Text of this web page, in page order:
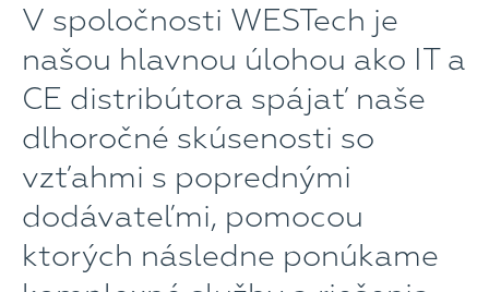
V spoločnosti WESTech je
našou hlavnou úlohou ako IT a
CE distribútora spájať naše
dlhoročné skúsenosti so
vzťahmi s poprednými
dodávateľmi, pomocou
ktorých následne ponúkame